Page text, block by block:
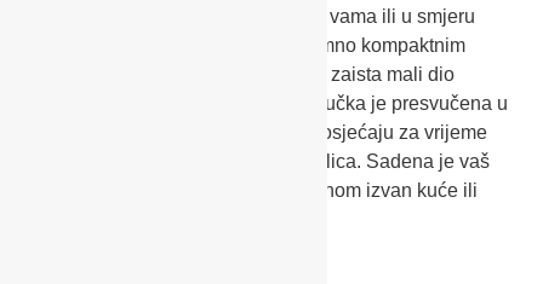
glede na to, da li je okrenuto prema vama ili u smjeru
vožnje. Samostalno stojeća i s iznimno kompaktnim
mjerama kad su složena zauzimaju zaista mali dio
prtljažnika automobila. Integrirana ručka je presvučena u
umjetnu kožu što pridonosi boljem osjećaju za vrijeme
vožnje, za slaganje i prenošenje kolica. Sadena je vaš
idealan suputnik, kada ste s mališanom izvan kuće ili